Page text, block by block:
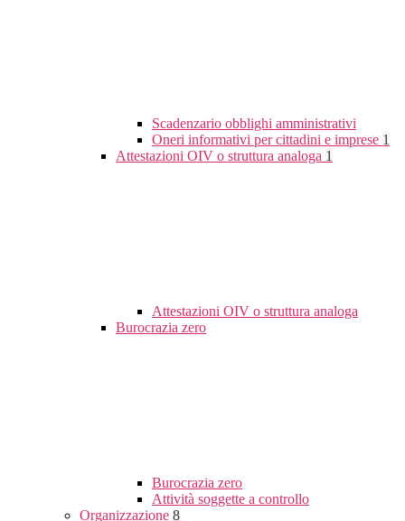
Scadenzario obblighi amministrativi
Oneri informativi per cittadini e imprese 1
Attestazioni OIV o struttura analoga 1
Attestazioni OIV o struttura analoga
Burocrazia zero
Burocrazia zero
Attività soggette a controllo
Organizzazione 8